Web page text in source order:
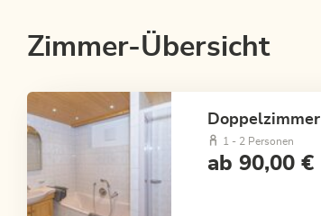
Zimmer-Übersicht
Doppelzimmer
1 - 2 Personen
ab 90,00 €